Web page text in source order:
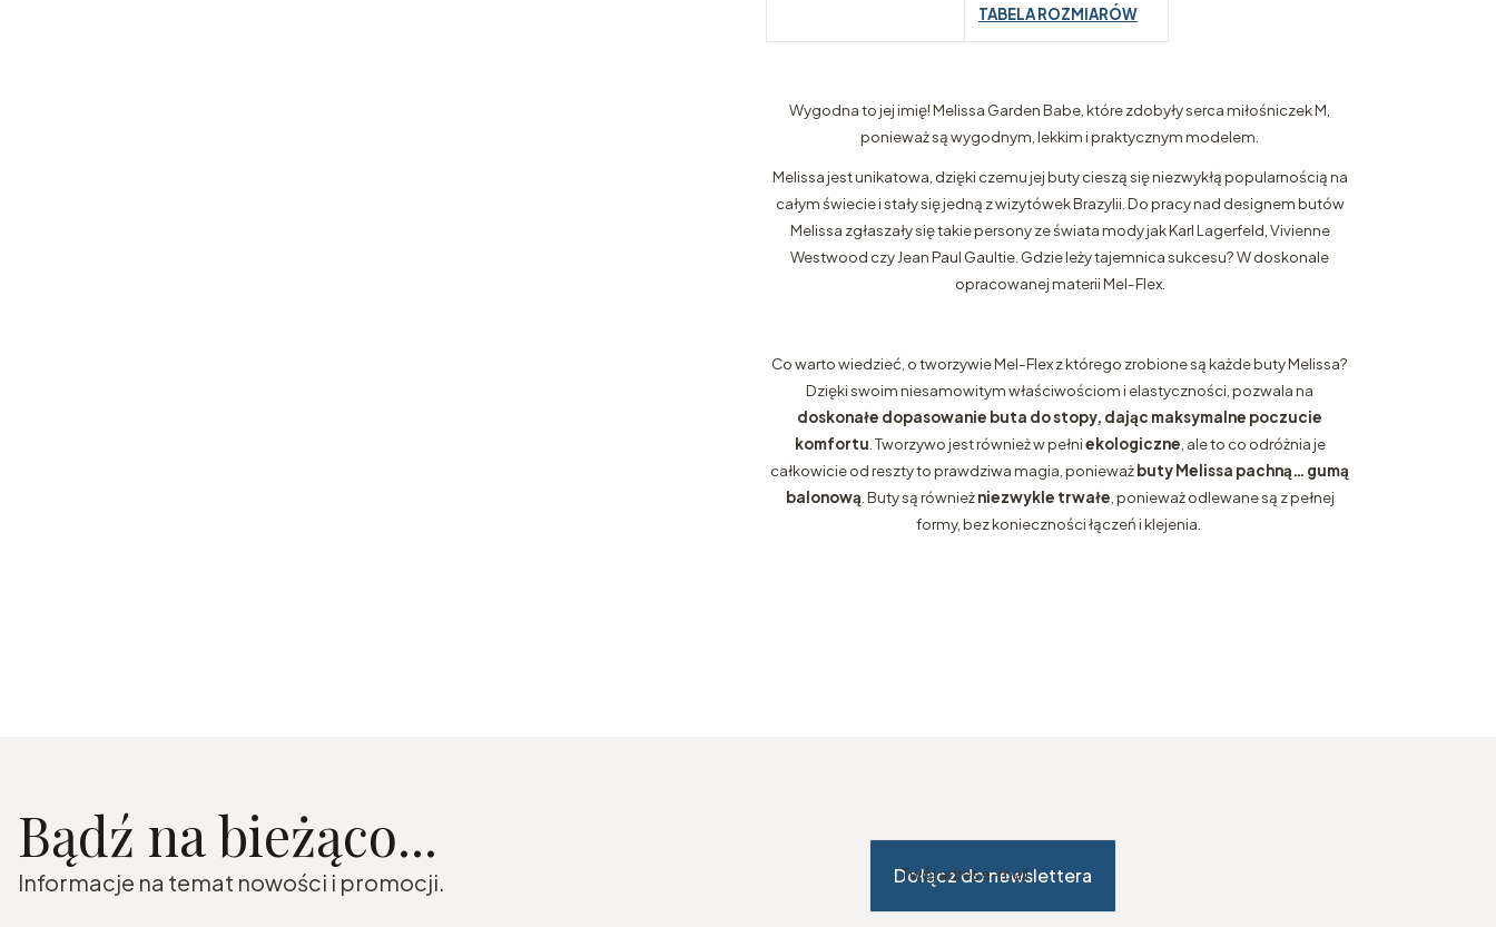
TABELA ROZMIARÓW
Wygodna to jej imię! Melissa Garden Babe, które zdobyły serca miłośniczek M,
ponieważ są wygodnym, lekkim i praktycznym modelem.
Melissa jest unikatowa, dzięki czemu jej buty cieszą się niezwykłą popularnością na
całym świecie i stały się jedną z wizytówek Brazylii. Do pracy nad designem butów
Melissa zgłaszały się takie persony ze świata mody jak Karl Lagerfeld, Vivienne
Westwood czy Jean Paul Gaultie. Gdzie leży tajemnica sukcesu? W doskonale
opracowanej materii Mel-Flex.
Co warto wiedzieć, o tworzywie Mel-Flex z którego zrobione są każde buty Melissa?
Dzięki swoim niesamowitym właściwościom i elastyczności, pozwala na
doskonałe dopasowanie buta do stopy, dając maksymalne poczucie
komfortu . Tworzywo jest również w pełniekologiczne , ale to co odróżnia je
całkowicie od reszty to prawdziwa magia, ponieważbuty Melissa pachną… gumą
balonową . Buty są równieżniezwykle trwałe , ponieważ odlewane są z pełnej
formy, bez konieczności łączeń i klejenia.
Bądź na bieżąco...
Informacje na temat nowości i promocji. Twój adres e-mail
Dołącz do newslettera